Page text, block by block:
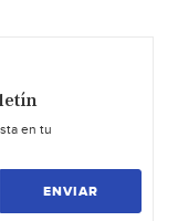
en tu
ENVIAR